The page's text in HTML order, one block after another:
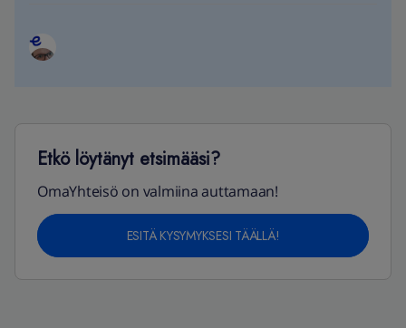
Etkö löytänyt etsimääsi?
OmaYhteisö on valmiina auttamaan!
ESITÄ KYSYMYKSESI TÄÄLLÄ!